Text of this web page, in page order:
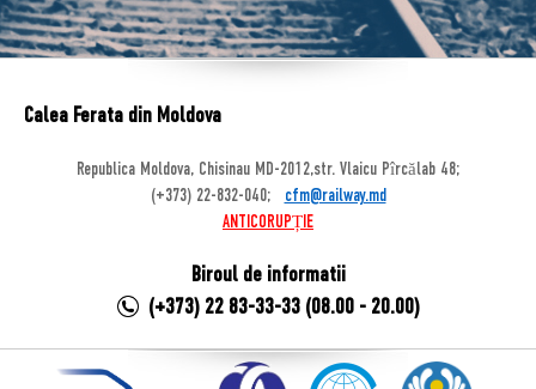
Calea Ferata din Moldova
Republica Moldova, Chisinau MD-2012,str. Vlaicu Pîrcălab 48;
(+373) 22-832-040;
cfm@railway.md
ANTICORUPȚIE
Biroul de informatii
(+373) 22 83-33-33 (08.00 - 20.00)